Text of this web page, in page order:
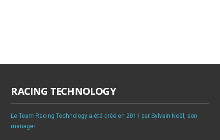
RACING TECHNOLOGY
Le Team Racing Technology a été créé en 2011 par Sylvain Noël, son
manager.